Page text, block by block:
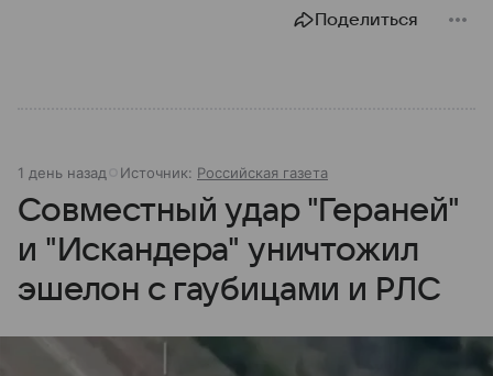
Поделиться
1 день назад Источник: Российская газета
Совместный удар "Гераней"
и "Искандера" уничтожил
эшелон с гаубицами и РЛС